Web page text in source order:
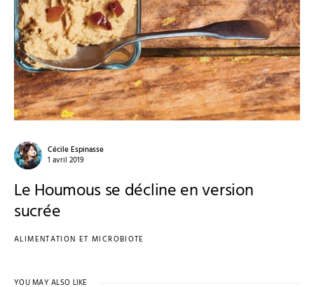
Cécile Espinasse
1 avril 2019
Le Houmous se décline en version
sucrée
ALIMENTATION ET MICROBIOTE
YOU MAY ALSO LIKE